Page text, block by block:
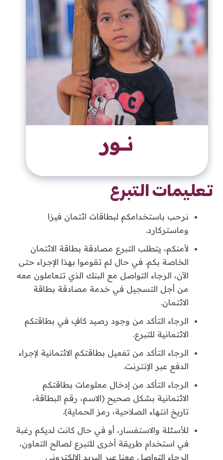
نــــور
تعليمات التبرع
نرحب باستخدامكم لبطاقات ائتمان فيزا
وماستركارد.
لأمنكم، يتطلب التبرع مصادقة بطاقة الائتمان
الخاصة بكم. في حال لم تقوموا بهذا الإجراء حتى
الآن، الرجاء التواصل مع البنك الذي تتعاملون معه
من أجل التسجيل في خدمة مصادقة بطاقة
الائتمان.
الرجاء التأكد من وجود رصيد كافٍ في بطاقتكم
الائتمانية للتبرع.
الرجاء التأكد من تفعيل بطاقتكم الائتمانية لإجراء
الدفع عبر الإنترنت.
الرجاء التأكد من إدخال معلومات بطاقتكم
الائتمانية بشكل صحيح (الاسم، رقم البطاقة،
تاريخ انتهاء الصلاحية، رمز الحماية).
للأسئلة والاستفسار، أو في حال كانت لديكم رغبة
في استخدام طريقة أخرى للتبرع لصالح التعاون،
الرجاء التواصل معنا عبر البريد الإلكتروني